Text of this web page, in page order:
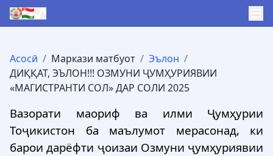
Асосӣ / Маркази матбуот / Эълон /
ДИҚҚАТ, ЭЪЛОН!!! ОЗМУНИ ҶУМҲУРИЯВИИ
«МАГИСТРАНТИ СОЛ» ДАР СОЛИ 2025
Вазорати маориф ва илми Ҷумҳурии
Тоҷикистон ба маълумот мерасонад, ки
барои дарёфти ҷоизаи Озмуни ҷумҳуриявии